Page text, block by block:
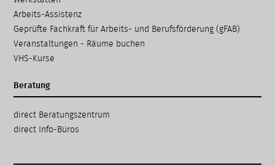
Arbeits-Assistenz
Geprüfte Fachkraft für Arbeits- und Berufsförderung (gFAB)
Veranstaltungen - Räume buchen
VHS-Kurse
Beratung
Navigation
überspringen
direct Beratungs­zentrum
direct Info-Büros